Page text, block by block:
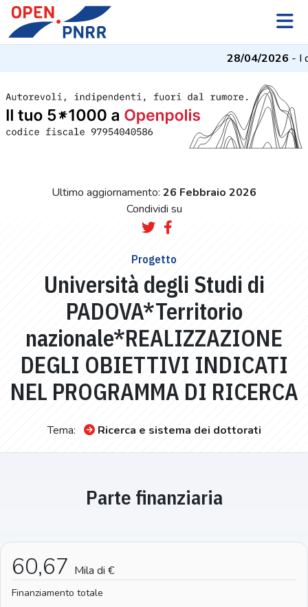
28/04/2026- I
Ultimo aggiornamento: 26 Febbraio 2026
Condividi su
Progetto
Università degli Studi di
PADOVA*Territorio
nazionale*REALIZZAZIONE
DEGLI OBIETTIVI INDICATI
NEL PROGRAMMA DI RICERCA
Tema: Ricerca e sistema dei dottorati
Parte finanziaria
60,67 Mila di €
Finanziamento totale